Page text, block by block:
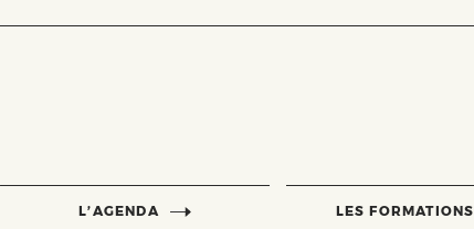
L’AGENDA LES FORMATIONS